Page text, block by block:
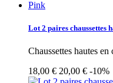
Lot 2 paires chaussettes
Chaussettes hautes en
18,00 € 20,00 € -10%